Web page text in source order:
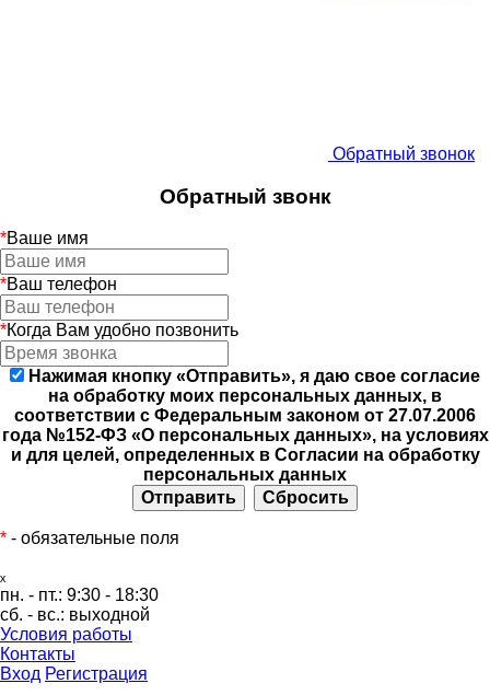
Обратный звонок
Обратный звонк
*Ваше имя
*Ваш телефон
*Когда Вам удобно позвонить
Нажимая кнопку «Отправить», я даю свое согласие
на обработку моих персональных данных, в
соответствии с Федеральным законом от 27.07.2006
года №152-ФЗ «О персональных данных», на условиях
и для целей, определенных в Согласии на обработку
персональных данных
* - обязательные поля
ₓ
пн. - пт.: 9:30 - 18:30
сб. - вс.: выходной
Условия работы
Контакты
Вход Регистрация